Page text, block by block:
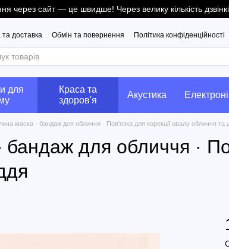
через сайт — це швидше! Через велику кількість
доставка Обмін та повернення Політика конфіденційності
для
Краса та
здоров'я
Акустика
маска - бандаж для обличчя · Пов'язка для корекції овалу обличчя та
для обличчя ·